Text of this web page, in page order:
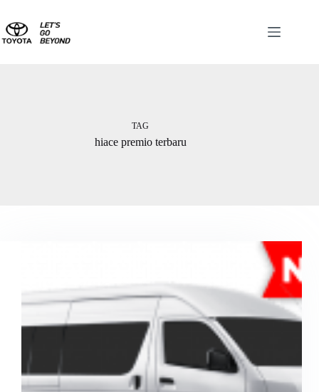
TAG
hiace premio terbaru